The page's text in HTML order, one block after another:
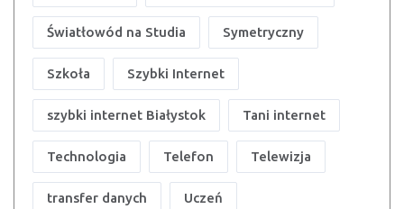
Światłowód na Studia Symetryczny
Szkoła Szybki Internet
szybki internet Białystok Tani internet
Technologia Telefon Telewizja
transfer danych Uczeń